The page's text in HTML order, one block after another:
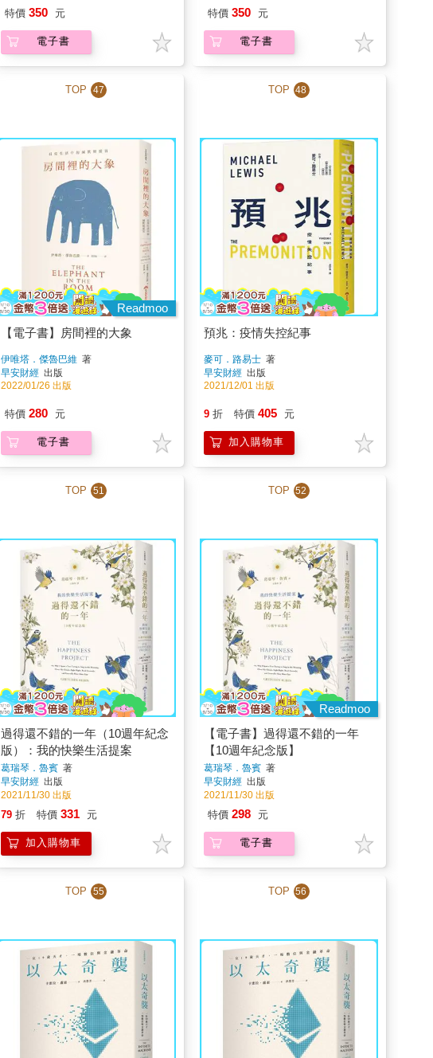
特價 350 元
電子書
特價 350 元
電子書
TOP 47
Readmoo
【電子書】房間裡的大象
伊唯塔．傑魯巴維著
早安財經 出版
2022/01/26 出版
特價 280 元
電子書
TOP 48
預兆：疫情失控紀事
麥可．路易士著
早安財經 出版
2021/12/01 出版
9 折 特價 405 元
加入購物車
TOP 51
過得還不錯的一年（10週年紀念
版）：我的快樂生活提案
葛瑞琴．魯賓著
早安財經 出版
2021/11/30 出版
79 折 特價 331 元
加入購物車
TOP 52
Readmoo
【電子書】過得還不錯的一年
【10週年紀念版】
葛瑞琴．魯賓著
早安財經 出版
2021/11/30 出版
特價 298 元
電子書
TOP 55 TOP 56